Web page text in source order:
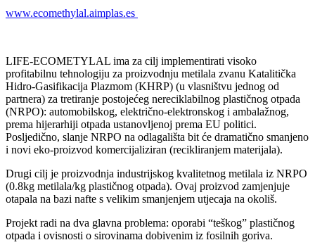
www.ecomethylal.aimplas.es
LIFE-ECOMETYLAL ima za cilj implementirati visoko
profitabilnu tehnologiju za proizvodnju metilala zvanu Katalitička
Hidro-Gasifikacija Plazmom (KHRP) (u vlasništvu jednog od
partnera) za tretiranje postojećeg nereciklabilnog plastičnog otpada
(NRPO): automobilskog, električno-elektronskog i ambalažnog,
prema hijerarhiji otpada ustanovljenoj prema EU politici.
Posljedično, slanje NRPO na odlagališta bit će dramatično smanjeno
i novi eko-proizvod komercijaliziran (recikliranjem materijala).
Drugi cilj je proizvodnja industrijskog kvalitetnog metilala iz NRPO
(0.8kg metilala/kg plastičnog otpada). Ovaj proizvod zamjenjuje
otapala na bazi nafte s velikim smanjenjem utjecaja na okoliš.
Projekt radi na dva glavna problema: oporabi “teškog” plastičnog
otpada i ovisnosti o sirovinama dobivenim iz fosilnih goriva.